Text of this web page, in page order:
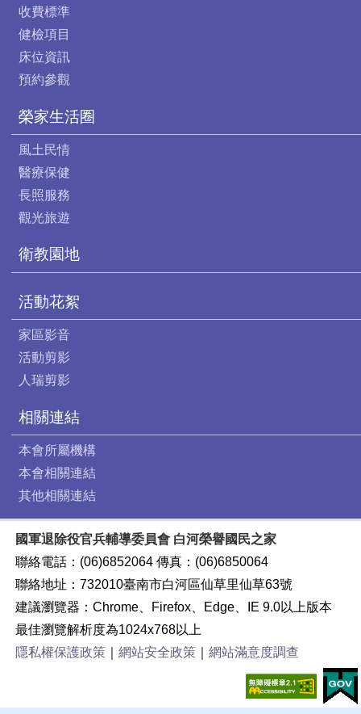
收費標準
健檢項目
床位資訊
預約參觀
榮家生活圈
風土民情
醫療保健
長照服務
觀光旅遊
衛教園地
活動花絮
家區影音
活動剪影
人瑞剪影
相關連結
本會所屬機構
本會相關連結
其他相關連結
國軍退除役官兵輔導委員會 白河榮譽國民之家
聯絡電話：(06)6852064 傳真：(06)6850064
聯絡地址：732010臺南市白河區仙草里仙草63號
建議瀏覽器：Chrome、Firefox、Edge、IE 9.0以上版本
最佳瀏覽解析度為1024x768以上
隱私權保護政策｜ 網站安全政策｜ 網站滿意度調查